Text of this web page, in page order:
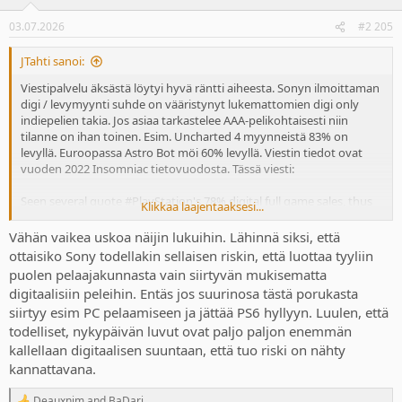
have greater negative market ramifications.
NIB äksässä
s
:
03.07.2026 #2 205
JTahti sanoi:
Viestipalvelu äksästä löytyi hyvä räntti aiheesta. Sonyn ilmoittaman
digi / levymyynti suhde on vääristynyt lukemattomien digi only
indiepelien takia. Jos asiaa tarkastelee AAA-pelikohtaisesti niin
tilanne on ihan toinen. Esim. Uncharted 4 myynneistä 83% on
levyllä. Euroopassa Astro Bot möi 60% levyllä. Viestin tiedot ovat
vuoden 2022 Insomniac tietovuodosta. Tässä viesti:
Seen several quote #PlayStation's 78% digital full game sales, thus
omitting important context.
That figure includes countless digital only releases, from back
catalogue to indie games etc. Even Capcom revealed 84% of its sales
were "older catalog titles", many of which are only available digitally.
So using such data is somewhat misleading.
To gauge REAL physical demand you need to look at splits of games
that released both physical AND digital only. Thanks to the
Insomniac leaks, we have such data on PS first party games.
Klikkaa laajentaaksesi...
Vähän vaikea uskoa näijin lukuihin. Lähinnä siksi, että
ottaisiko Sony todellakin sellaisen riskin, että luottaa tyyliin
puolen pelaajakunnasta vain siirtyvän mukisematta
digitaalisiin peleihin. Entäs jos suurinosa tästä porukasta
siirtyy esim PC pelaamiseen ja jättää PS6 hyllyyn. Luulen, että
todelliset, nykypäivän luvut ovat paljo paljon enemmän
kallellaan digitaalisen suuntaan, että tuo riski on nähty
kannattavana.